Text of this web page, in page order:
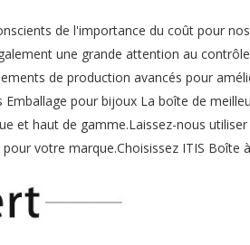
de l'importance du coût pour
une grande attention au
de production avancés pour
pour bijoux La boîte de
et haut de gamme.Laissez-nous
votre marque.Choisissez ITIS Boîte